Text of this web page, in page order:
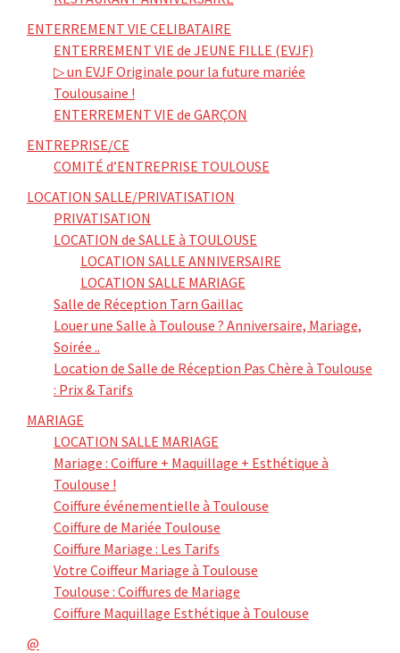
ENTERREMENT VIE CELIBATAIRE
ENTERREMENT VIE de JEUNE FILLE (EVJF)
▷ un EVJF Originale pour la future mariée
Toulousaine !
ENTERREMENT VIE de GARÇON
ENTREPRISE/CE
COMITÉ d’ENTREPRISE TOULOUSE
LOCATION SALLE/PRIVATISATION
PRIVATISATION
LOCATION de SALLE à TOULOUSE
LOCATION SALLE ANNIVERSAIRE
LOCATION SALLE MARIAGE
Salle de Réception Tarn Gaillac
Louer une Salle à Toulouse ? Anniversaire, Mariage,
Soirée ..
Location de Salle de Réception Pas Chère à Toulouse
: Prix & Tarifs
MARIAGE
LOCATION SALLE MARIAGE
Mariage : Coiffure + Maquillage + Esthétique à
Toulouse !
Coiffure événementielle à Toulouse
Coiffure de Mariée Toulouse
Coiffure Mariage : Les Tarifs
Votre Coiffeur Mariage à Toulouse
Toulouse : Coiffures de Mariage
Coiffure Maquillage Esthétique à Toulouse
@